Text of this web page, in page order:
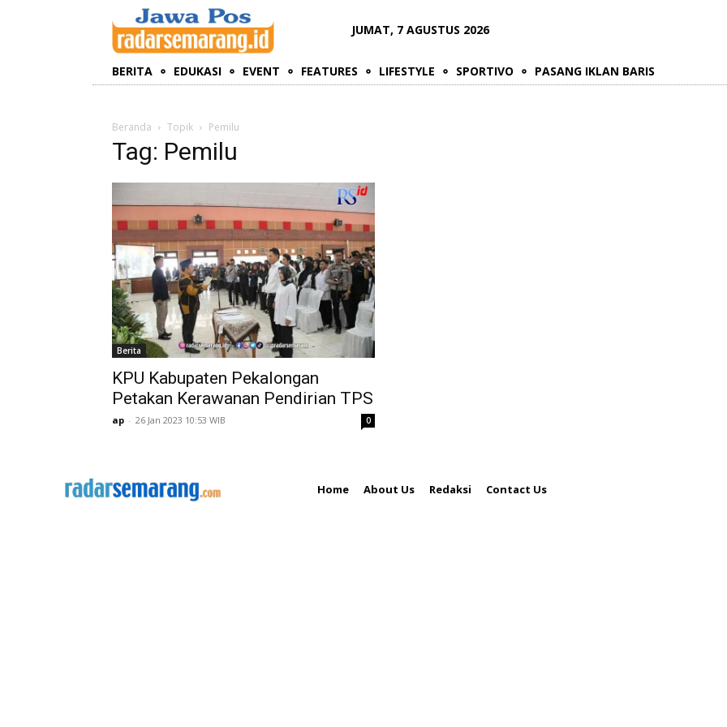
JUMAT, 7 AGUSTUS 2026
BERITA EDUKASI EVENT FEATURES LIFESTYLE SPORTIVO PASANG IKLAN BARIS
Beranda Topik Pemilu
Tag: Pemilu
Berita
KPU Kabupaten Pekalongan
Petakan Kerawanan Pendirian TPS
ap - 26 Jan 2023 10:53 WIB 0
Home About Us Redaksi Contact Us